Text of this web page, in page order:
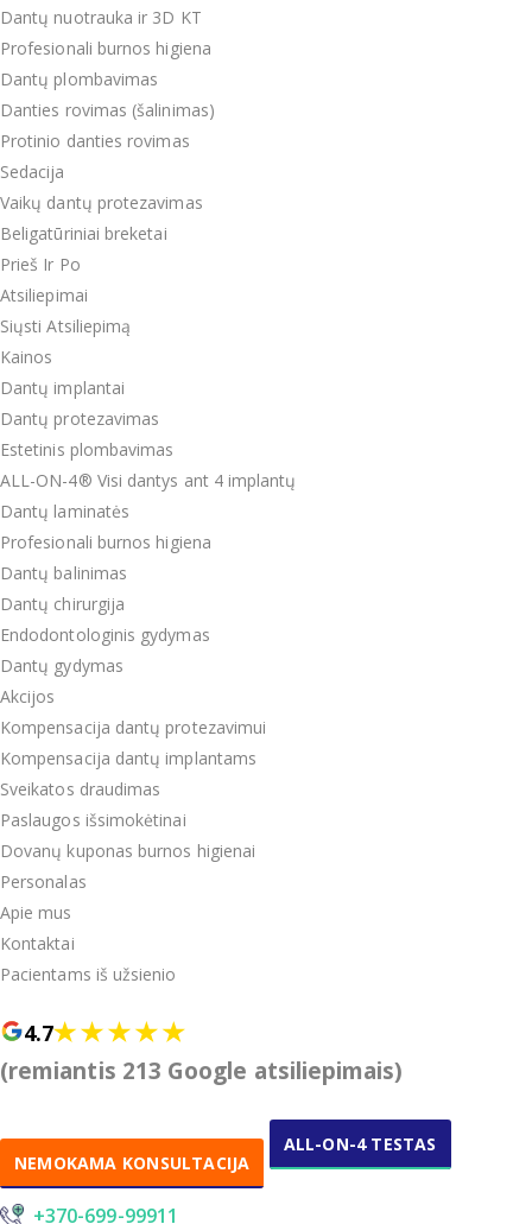
Dantų nuotrauka ir 3D KT
Profesionali burnos higiena
Dantų plombavimas
Danties rovimas (šalinimas)
Protinio danties rovimas
Sedacija
Vaikų dantų protezavimas
Beligatūriniai breketai
Prieš Ir Po
Atsiliepimai
Siųsti Atsiliepimą
Kainos
Dantų implantai
Dantų protezavimas
Estetinis plombavimas
ALL-ON-4® Visi dantys ant 4 implantų
Dantų laminatės
Profesionali burnos higiena
Dantų balinimas
Dantų chirurgija
Endodontologinis gydymas
Dantų gydymas
Akcijos
Kompensacija dantų protezavimui
Kompensacija dantų implantams
Sveikatos draudimas
Paslaugos išsimokėtinai
Dovanų kuponas burnos higienai
Personalas
Apie mus
Kontaktai
Pacientams iš užsienio
4.7
(remiantis 213 Google atsiliepimais)
NEMOKAMA KONSULTACIJA
ALL-ON-4 TESTAS
+370-699-99911